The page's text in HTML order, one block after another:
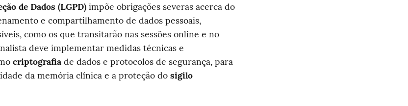
de Dados (LGPD) impõe obrigações severas acerca do
e compartilhamento de dados pessoais,
como os que transitarão nas sessões online e no
deve implementar medidas técnicas e
criptografia de dados e protocolos de segurança, para
da memória clínica e a proteção do sigilo